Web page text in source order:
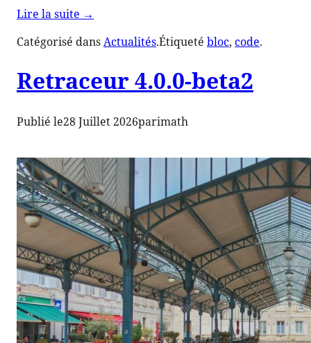
Lire la suite de
de
1.2.0
:
rendre
un
découvrable
par
Retraceur »
→
Catégorisé dansActualités.Étiqueté bloc, code.
Retraceur 4.0.0-beta2
Publié le28 Juillet 2026parimath